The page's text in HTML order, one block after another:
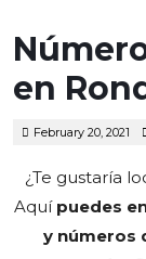
Menu
en
February 20, 2021
¿Te gustaría
Aquípuedes
y números